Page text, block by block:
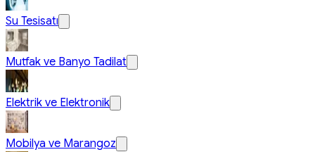
Su Tesisatı
Mutfak ve Banyo Tadilat
Elektrik ve Elektronik
Mobilya ve Marangoz